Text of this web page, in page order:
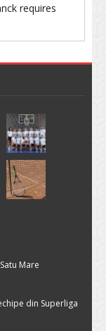
requires
Mare
din Superliga